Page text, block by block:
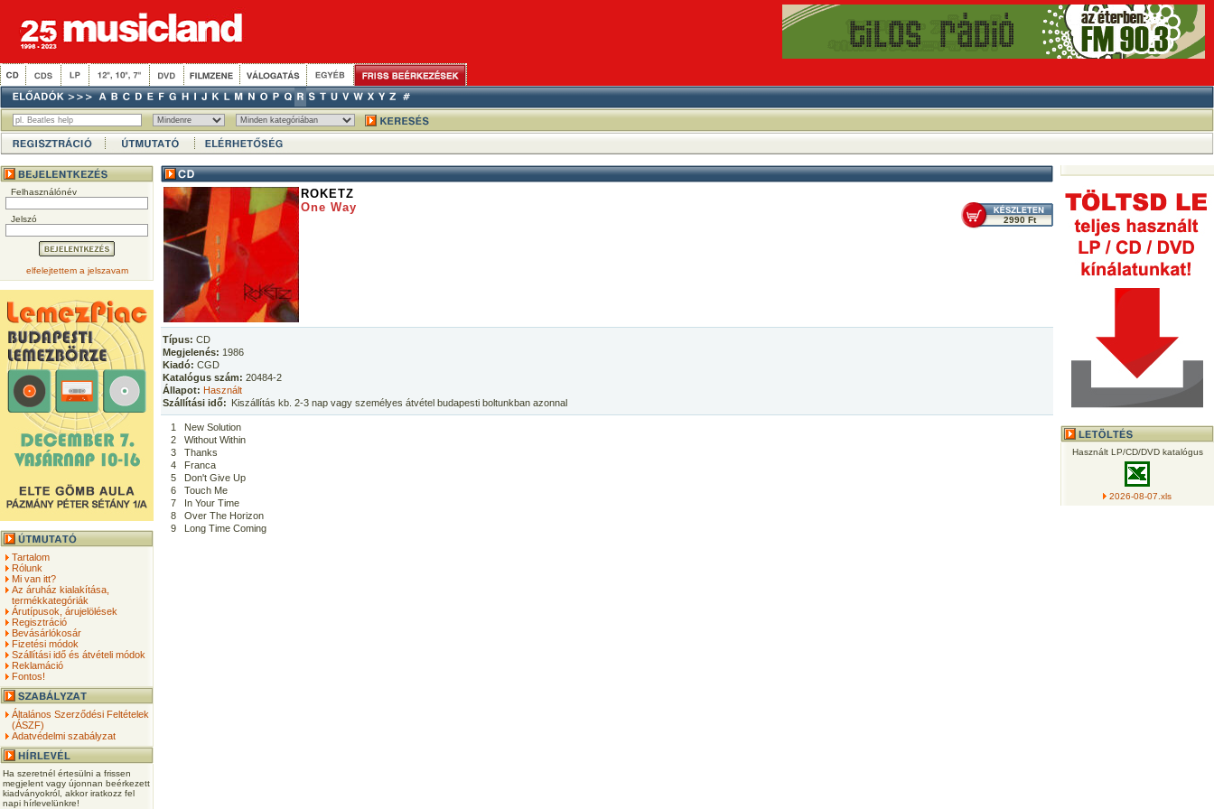
Felhasználónév
Jelszó
elfelejtettem a jelszavam
Tartalom
Rólunk
Mi van itt?
Az áruház kialakítása,
termékkategóriák
Árutípusok, árujelölések
Regisztráció
Bevásárlókosár
Fizetési módok
Szállítási idő és átvételi módok
Reklamáció
Fontos!
Általános Szerződési Feltételek
(ÁSZF)
Adatvédelmi szabályzat
Ha szeretnél értesülni a frissen
megjelent vagy újonnan beérkezett
kiadványokról, akkor iratkozz fel
napi hírlevelünkre!
ROKETZ
One Way
2990 Ft
Típus: CD
Megjelenés: 1986
Kiadó: CGD
Katalógus szám: 20484-2
Állapot: Használt
Szállítási idő: Kiszállítás kb. 2-3 nap vagy személyes átvétel budapesti boltunkban azonnal
1
New Solution
2
Without Within
3
Thanks
4
Franca
5
Don't Give Up
6
Touch Me
7
In Your Time
8
Over The Horizon
9
Long Time Coming
Használt LP/CD/DVD katalógus
2026-08-07.xls